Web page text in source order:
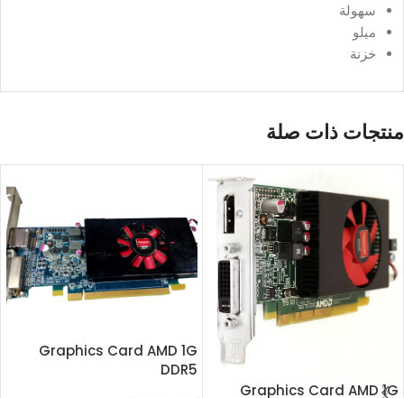
سهولة
ميلو
خزنة
منتجات ذات صلة
Graphics Card AMD 1G
Graphics Card AMD 1G
DDR5